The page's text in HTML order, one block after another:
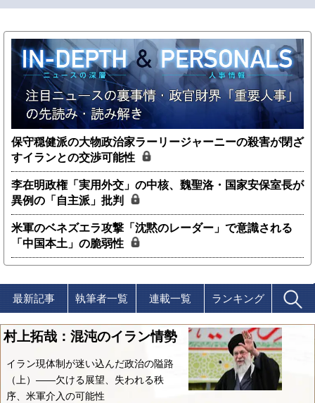
保守穏健派の大物政治家ラーリージャーニーの殺害が閉ざ
すイランとの交渉可能性
李在明政権「実用外交」の中核、魏聖洛・国家安保室長が
異例の「自主派」批判
米軍のベネズエラ攻撃「沈黙のレーダー」で意識される
「中国本土」の脆弱性
最新記事 執筆者一覧 連載一覧 ランキング
村上拓哉：混沌のイラン情勢
イラン現体制が迷い込んだ政治の隘路
（上）――欠ける展望、失われる秩
序、米軍介入の可能性